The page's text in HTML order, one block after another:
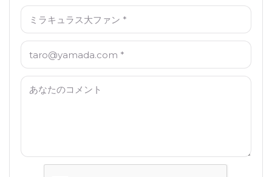
the law. As a result, Mr. Bourgeois, who is the Mayor of Paris, fires
Roger. Infuriated at the mayor for asking him to disobey the law
and firing him, Roger becomes akumatized by Hawk Moth and
changes into Rogercop, a RoboCop-themed villain who wants to
bring justice to those who break the law.
名前: *
Email: *
コメント: *